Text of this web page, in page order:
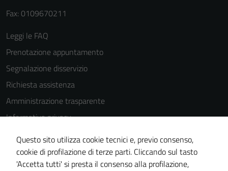
Fax: 0109670211
Leggi le FAQ
Prenotazione appuntamento
Segnalazione disservizio
Richiesta assistenza
Amministrazione trasparente
Informativa privacy
Cookie Policy
Note legali
Dichiarazione di accessibilità
Questo sito utilizza cookie tecnici e, previo consenso,
cookie di profilazione di terze parti. Cliccando sul tasto
'Accetta tutti' si presta il consenso alla profilazione,
una serie di
servizi esterni
(si veda la